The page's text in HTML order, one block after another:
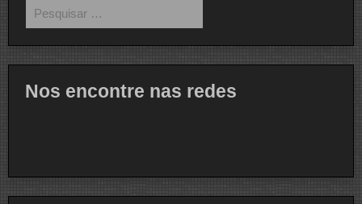
por:
Nos encontre nas redes